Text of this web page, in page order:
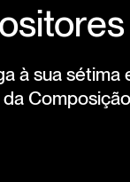
à sua sétima